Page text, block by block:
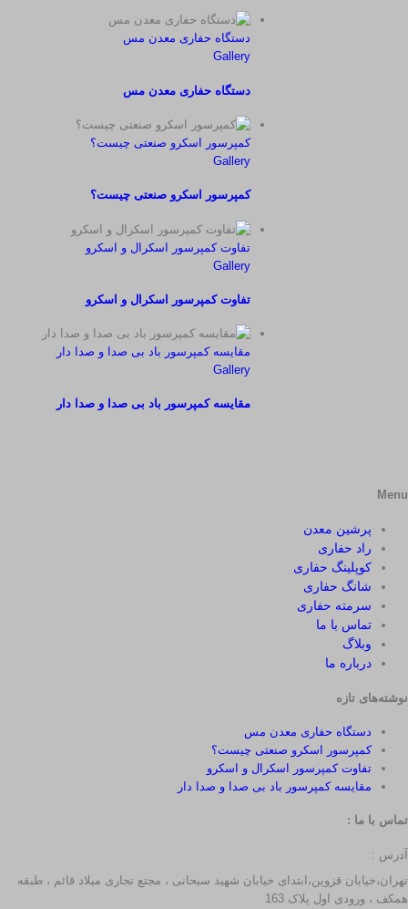
دستگاه حفاری معدن مس
Gallery
دستگاه حفاری معدن مس
کمپرسور اسکرو صنعتی چیست؟
Gallery
کمپرسور اسکرو صنعتی چیست؟
تفاوت کمپرسور اسکرال و اسکرو
Gallery
تفاوت کمپرسور اسکرال و اسکرو
مقایسه کمپرسور باد بی صدا و صدا دار
Gallery
مقایسه کمپرسور باد بی صدا و صدا دار
Menu
پرشین معدن
راد حفاری
کوپلینگ حفاری
شانگ حفاری
سرمته حفاری
تماس با ما
وبلاگ
درباره ما
نوشته‌های تازه
دستگاه حفاری معدن مس
کمپرسور اسکرو صنعتی چیست؟
تفاوت کمپرسور اسکرال و اسکرو
مقایسه کمپرسور باد بی صدا و صدا دار
تماس با ما :
آدرس :
تهران،خیابان قزوین،ابتدای خیابان شهید سبحانی ، مجتع تجاری میلاد قائم ، طبقه
همکف ، ورودی اول پلاک 163